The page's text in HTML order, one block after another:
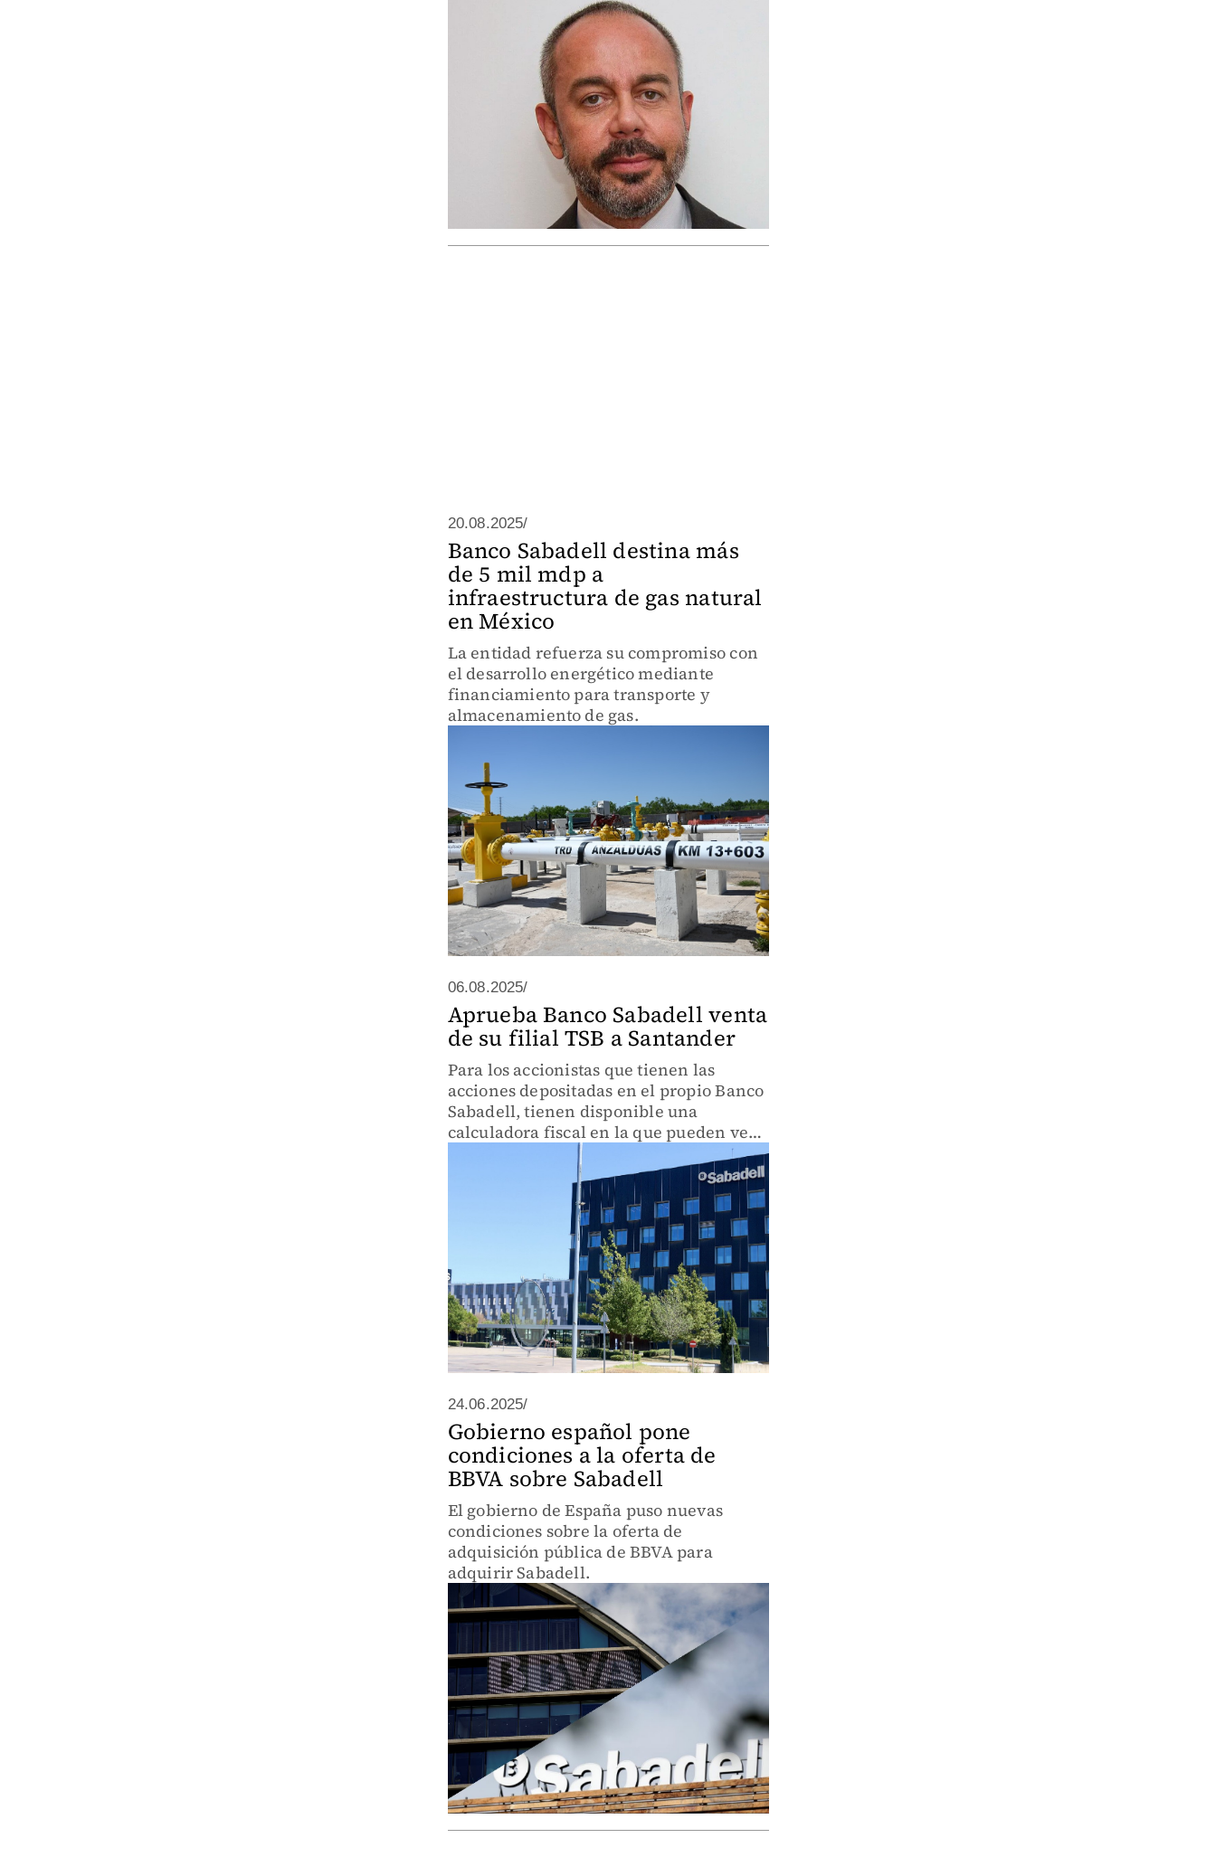
20.08.2025/
Banco Sabadell destina más
de 5 mil mdp a
infraestructura de gas natural
en México
La entidad refuerza su compromiso con
el desarrollo energético mediante
financiamiento para transporte y
almacenamiento de gas.
06.08.2025/
Aprueba Banco Sabadell venta
de su filial TSB a Santander
Para los accionistas que tienen las
acciones depositadas en el propio Banco
Sabadell, tienen disponible una
calculadora fiscal en la que pueden ver
el valor exacto de sus acciones.
24.06.2025/
Gobierno español pone
condiciones a la oferta de
BBVA sobre Sabadell
El gobierno de España puso nuevas
condiciones sobre la oferta de
adquisición pública de BBVA para
adquirir Sabadell.